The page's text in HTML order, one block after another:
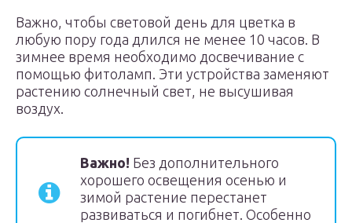
Важно, чтобы световой день для цветка в
любую пору года длился не менее 10 часов. В
зимнее время необходимо досвечивание с
помощью фитоламп. Эти устройства заменяют
растению солнечный свет, не высушивая
воздух.
Важно! Без дополнительного
хорошего освещения осенью и
зимой растение перестанет
развиваться и погибнет. Особенно